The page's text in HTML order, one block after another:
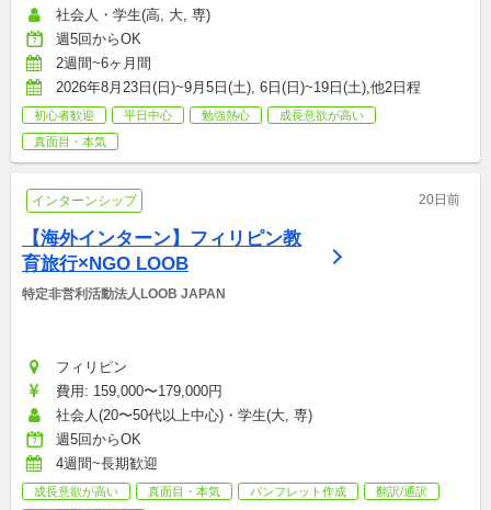
社会人・学生(高, 大, 専)
週5回からOK
2週間~6ヶ月間
2026年8月23日(日)~9月5日(土), 6日(日)~19日(土),他2日程
初心者歓迎 平日中心 勉強熱心
成長意欲が高い
真面目・本気
インターンシップ 20日前
【海外インターン】フィリピン教
育旅行×NGO LOOB
特定非営利活動法人LOOB JAPAN
フィリピン
費用: 159,000〜179,000円
社会人(20〜50代以上中心)・学生(大, 専)
週5回からOK
4週間~長期歓迎
成長意欲が高い 真面目・本気 パンフレット作成
翻訳/通訳